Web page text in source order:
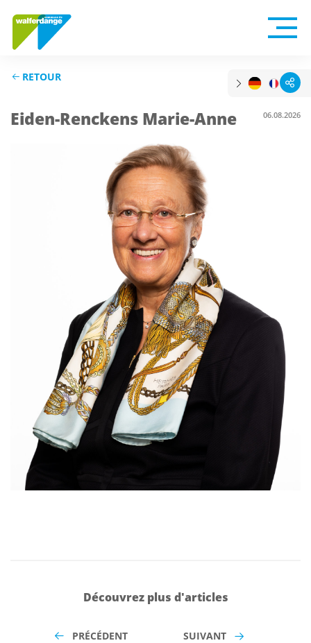
RETOUR
Eiden-Renckens Marie-Anne 06.08.2026
Découvrez plus d'articles
PRÉCÉDENT SUIVANT